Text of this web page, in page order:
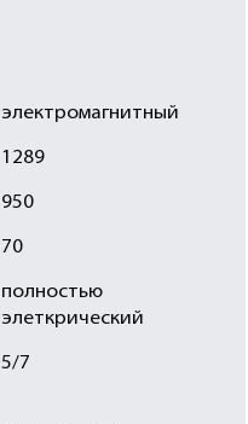
электромагнитный
1289
950
70
полностью
элеткрический
5/7